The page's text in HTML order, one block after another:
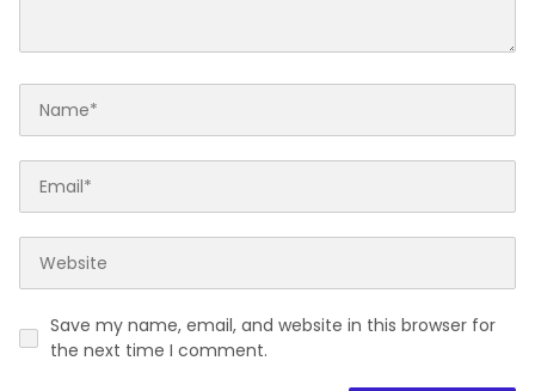
Save my name, email, and website in this browser for
the next time I comment.